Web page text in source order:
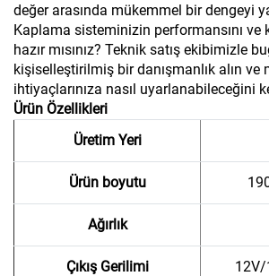
değer arasında mükemmel bir dengeyi
Kaplama sisteminizin performansını ve
hazır mısınız? Teknik satış ekibimizle
kişiselleştirilmiş bir danışmanlık alın
ihtiyaçlarınıza nasıl uyarlanabileceğini
Ürün Özellikleri
Üretim Yeri
Ürün boyutu
Ağırlık
Çıkış Gerilimi